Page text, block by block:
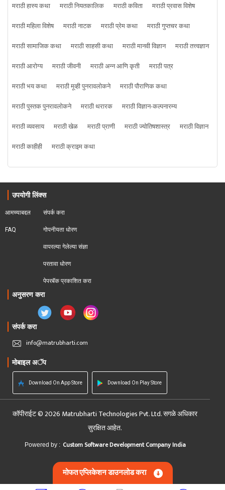
मराठी हास्य कथा
मराठी नियतकालिक मराठी कविता
मराठी प्रवास विशेष
मराठी महिला विशेष
मराठी नाटक मराठी प्रेम कथा
मराठी गुप्तचर कथा
मराठी सामाजिक कथा
मराठी साहसी कथा मराठी मानवी विज्ञान
मराठी तत्त्वज्ञान
मराठी आरोग्य
मराठी जीवनी मराठी अन्न आणि कृती
मराठी पत्र
मराठी भय कथा
मराठी मूव्ही पुनरावलोकने
मराठी पौराणिक कथा
मराठी पुस्तक पुनरावलोकने
मराठी थरारक
मराठी विज्ञान-कल्पनारम्य
मराठी व्यवसाय
मराठी खेळ मराठी प्राणी मराठी ज्योतिषशास्त्र
मराठी विज्ञान
मराठी काहीही
मराठी क्राइम कथा
उपयोगी लिंक्स
आमच्याबद्दल
FAQ
संपर्क करा
गोपनीयता धोरण
वापरल्या गेलेल्या संज्ञा
परतावा धोरण
पेपरबॅक प्रकाशित करा
अनुसरण करा
संपर्क करा
info@matrubharti.com
मोबाइल अॅप
Download On App Store Download On Play Store
कॉपीराईट © 2026 Matrubharti Technologies Pvt. Ltd. सगळे अधिकार
सुरक्षित आहेत.
Powered by : Custom Software Development Company India
मोफत एप्लिकेशन डाउनलोड करा